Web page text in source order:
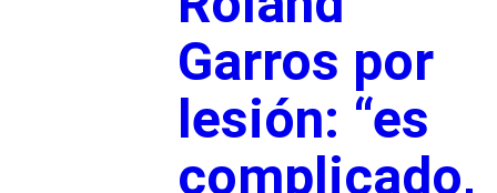
Garros por
lesión: “es
complicado,